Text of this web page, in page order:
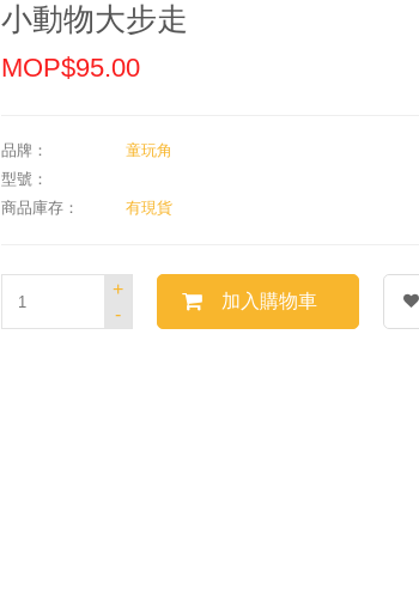
小動物大步走
MOP$95.00
品牌：
童玩角
型號：
商品庫存：
有現貨
-
+
加入購物車